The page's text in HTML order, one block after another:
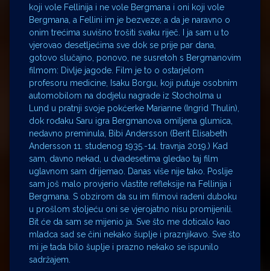
koji vole Fellinija i ne vole Bergmana i oni koji vole
Bergmana, a Fellini im je bezveze; a da je naravno o
onim trećima suvišno trošiti svaku riječ. I ja sam u to
vjerovao desetljećima sve dok se prije par dana,
gotovo slučajno, ponovo, ne susretoh s Bergmanovim
filmom: Divlje jagode. Film je to o ostarjelom
profesoru medicine, Isaku Borgu, koji putuje osobnim
automobilom na dodjelu nagrade iz Stocholma u
Lund u pratnji svoje pokćerke Marianne (Ingrid Thulin),
dok rođaku Saru igra Bergmanova omiljena glumica,
nedavno preminula, Bibi Andersson (Berit Elisabeth
Andersson 11. studenog 1935.-14. travnja 2019.) Kad
sam, davno nekad, u dvadesetima gledao taj film
uglavnom sam drijemao. Danas više nije tako. Poslije
sam još malo provjerio vlastite refleksije na Fellinija i
Bergmana. S obzirom da su im filmovi rađeni duboku
u prošlom stoljeću oni se vjerojatno nisu promijenili.
Bit će da sam se mijenio ja. Sve što me doticalo kao
mladca sad se čini nekako šuplje i praznjikavo. Sve što
mi je tada bilo šuplje i prazno nekako se ispunilo
sadržajem.